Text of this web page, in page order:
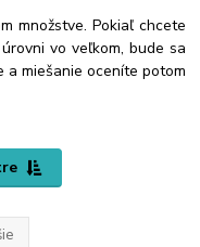
množstve. Pokiaľ chcete
vo veľkom, bude sa
a miešanie oceníte potom